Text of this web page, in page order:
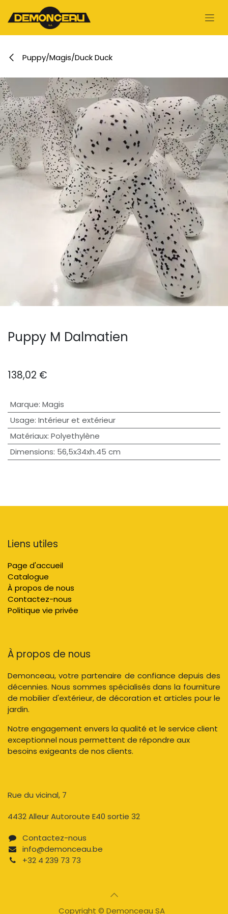
Se rendre au contenu
Puppy/Magis/Duck Duck
Puppy M Dalmatien
138,02 €
Marque: Magis
Usage: Intérieur et extérieur
Matériaux: Polyethylène
Dimensions: 56,5x34xh.45 cm
Liens utiles
Page d'accueil
Catalogue
À propos de nous
Contactez-nous
Politique vie privée
À propos de nous
Demonceau, votre partenaire de confiance depuis des
décennies. Nous sommes spécialisés dans la fourniture
de mobilier d'extérieur, de décoration et articles pour le
jardin.
Notre engagement envers la qualité et le service client
exceptionnel nous permettent de répondre aux
besoins exigeants de nos clients.
Rue du vicinal, 7​
4432 Alleur Autoroute E40 sortie 32
Contactez-nous​
info@demonceau.be
+32 4 239 73 73​​
Copyright © Demonceau SA